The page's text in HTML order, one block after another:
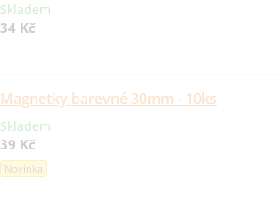
Skladem
34 Kč
Magnetky barevné 30mm - 10ks
Skladem
39 Kč
Novinka